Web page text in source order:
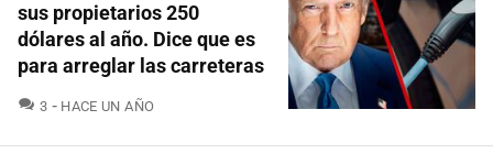
sus propietarios 250
dólares al año. Dice que es
para arreglar las carreteras
3 COMENTARIOS
HACE UN AÑO